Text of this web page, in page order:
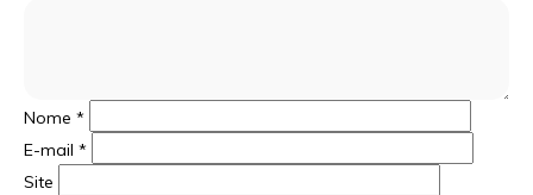
Nome *
E-mail *
Site